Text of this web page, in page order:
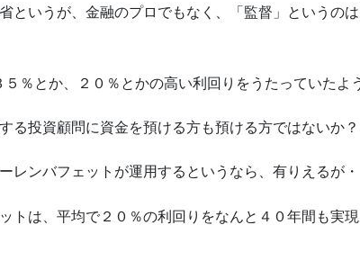
というが、金融のプロでもなく、「監督」というの
％とか、２０％とかの高い利回りをうたっていたよ
る投資顧問に資金を預ける方も預ける方ではないか？
レンバフェットが運用するというなら、有りえるが・
トは、平均で２０％の利回りをなんと４０年間も実現